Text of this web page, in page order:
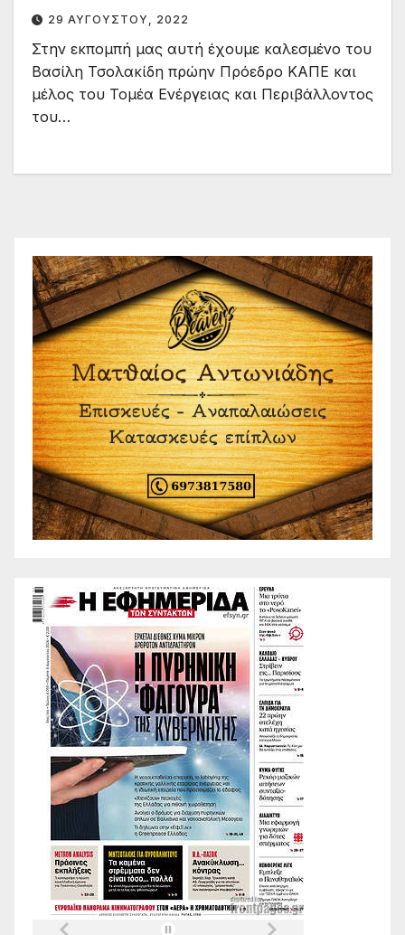
29 ΑΥΓΟΎΣΤΟΥ, 2022
Στην εκπομπή μας αυτή έχουμε καλεσμένο του
Βασίλη Τσολακίδη πρώην Πρόεδρο ΚΑΠΕ και
μέλος του Τομέα Ενέργειας και Περιβάλλοντος
του…